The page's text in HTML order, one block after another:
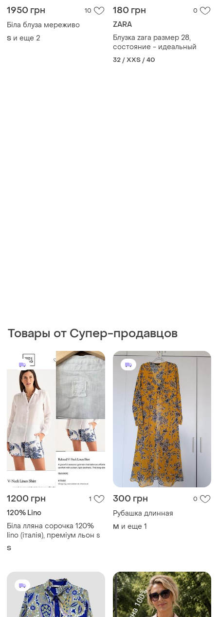
1950 грн 10
Біла блуза мереживо
S и еще 2
180 грн 0
ZARA
Блузка zara размер 28,
состояние - идеальный
32 / XXS / 40
Товары от Супер-продавцов
1200 грн 1
120% Lino
Біла лляна сорочка 120%
lino (італія), преміум льон s
S
300 грн 0
Рубашка длинная
M и еще 1